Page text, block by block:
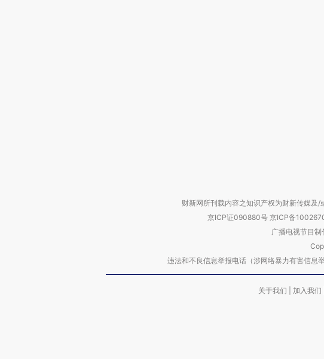
财新网所刊载内容之知识产权为财新传媒及/
京ICP证090880号 京ICP备
广播电视节目
违法和不良信息举报电话（涉网络暴力有害信
关于我们 加入我们